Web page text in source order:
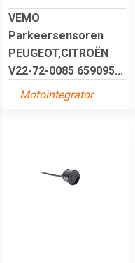
VEMO
Parkeersensoren
PEUGEOT,CITROËN
V22-72-0085 659095...
Motointegrator